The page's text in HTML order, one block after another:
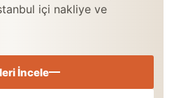
içi nakliye ve
İncele